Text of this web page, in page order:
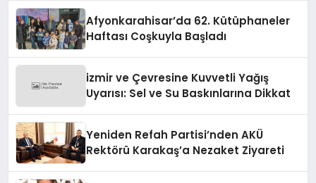
Afyonkarahisar’da 62. Kütüphaneler
Haftası Coşkuyla Başladı
izmir ve Çevresine Kuvvetli Yağış
Uyarısı: Sel ve Su Baskınlarına Dikkat
Yeniden Refah Partisi’nden AKÜ
Rektörü Karakaş’a Nezaket Ziyareti